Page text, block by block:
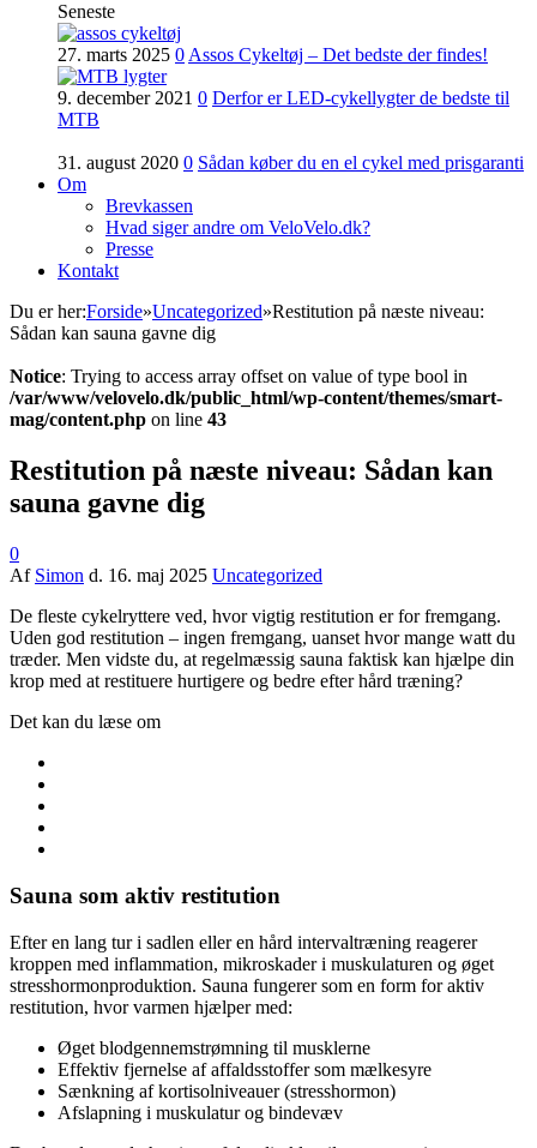
Seneste
27. marts 2025 0 Assos Cykeltøj – Det bedste der findes!
9. december 2021 0 Derfor er LED-cykellygter de bedste til
MTB
31. august 2020 0 Sådan køber du en el cykel med prisgaranti
Om
Brevkassen
Hvad siger andre om VeloVelo.dk?
Presse
Kontakt
Du er her:Forside»Uncategorized»Restitution på næste niveau:
Sådan kan sauna gavne dig
Notice: Trying to access array offset on value of type bool in
/var/www/velovelo.dk/public_html/wp-content/themes/smart-
mag/content.php on line 43
Restitution på næste niveau: Sådan kan
sauna gavne dig
0
Af Simon d. 16. maj 2025 Uncategorized
De fleste cykelryttere ved, hvor vigtig restitution er for fremgang.
Uden god restitution – ingen fremgang, uanset hvor mange watt du
træder. Men vidste du, at regelmæssig sauna faktisk kan hjælpe din
krop med at restituere hurtigere og bedre efter hård træning?
Det kan du læse om
Sauna som aktiv restitution
Efter en lang tur i sadlen eller en hård intervaltræning reagerer
kroppen med inflammation, mikroskader i muskulaturen og øget
stresshormonproduktion. Sauna fungerer som en form for aktiv
restitution, hvor varmen hjælper med:
Øget blodgennemstrømning til musklerne
Effektiv fjernelse af affaldsstoffer som mælkesyre
Sænkning af kortisolniveauer (stresshormon)
Afslapning i muskulatur og bindevæv